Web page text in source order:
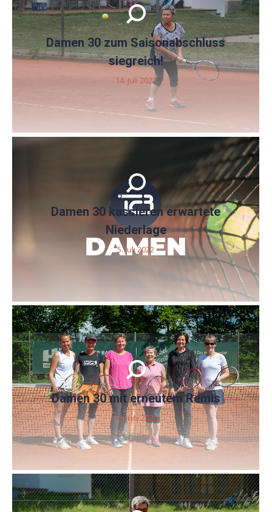
Damen 30 zum Saisonabschluss
siegreich!
14. Juli 2022
Damen 30 kassieren erwartete
Niederlage
5. Juli 2022
Damen 30 mit erneutem Remis
14. Juni 2022